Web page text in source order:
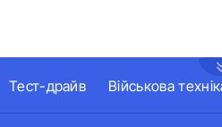
Тест-драйв Військова